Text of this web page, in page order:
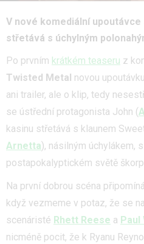
V nové komediální
střetává s úchylným
Po prvním krátkém teaseru z
Twisted Metal novou
ani trailer, ale o klip, tedy
se ústřední protagonista John (
kasinu střetává s klaunem
Arnetta), násilným úchylákem,
postapokalyptickém světě
Na první dobrou scéna připomíná
když vezmeme v potaz, že se
scenáristé Rhett Reese a Paul
nicméně pocit, že k Ryanu